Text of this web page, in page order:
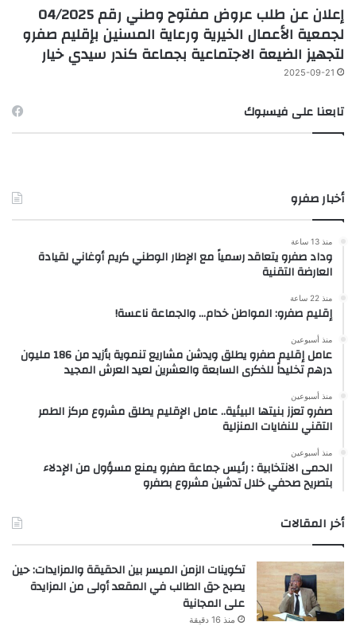
إعلان عن طلب عروض مفتوح وطني رقم 04/2025
لجمعية الأعمال الخيرية ورعاية المسنين بإقليم صفرو
لتجهيز الضيعة الاجتماعية بجماعة كندر سيدي خيار
2025-09-21
تابعنا على فيسبوك
أخبار صفرو
منذ 13 ساعة
وداد صفرو يتعاقد رسمياً مع الإطار الوطني كريم أوغاني لقيادة
العارضة التقنية
منذ 22 ساعة
إقليم صفرو: المواطن خدام… والجماعة ناعسة!
منذ أسبوعين
عامل إقليم صفرو يطلق ويدشن مشاريع تنموية بأزيد من 186 مليون
درهم تخليداً للذكرى السابعة والعشرين لعيد العرش المجيد
منذ أسبوعين
صفرو تعزز بنيتها البيئية.. عامل الإقليم يطلق مشروع مركز الطمر
التقني للنفايات المنزلية
منذ أسبوعين
الحمى الانتخابية : رئيس جماعة صفرو يمنع مسؤول من الإدلاء
بتصريح صحفي خلال تدشين مشروع بصفرو
أخر المقالات
تكوينات الزمن الميسر بين الحقيقة والمزايدات: حين
يصبح حق الطالب في المقعد أولى من المزايدة
على المجانية
منذ 16 دقيقة